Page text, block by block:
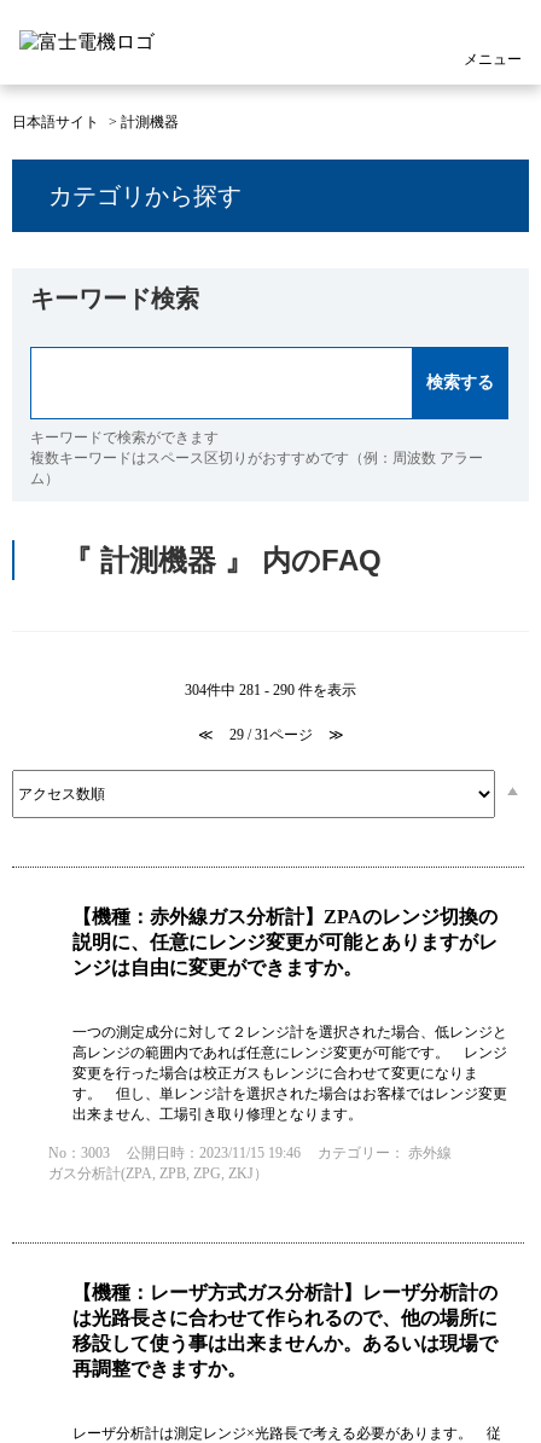
メニュー
日本語サイト > 計測機器
カテゴリから探す
キーワード検索
キーワードで検索ができます
複数キーワードはスペース区切りがおすすめです（例：周波数 アラー
ム）
『 計測機器 』 内のFAQ
304件中 281 - 290 件を表示
≪ 29 / 31ページ ≫
【機種：赤外線ガス分析計】ZPAのレンジ切換の
説明に、任意にレンジ変更が可能とありますがレ
ンジは自由に変更ができますか。
一つの測定成分に対して２レンジ計を選択された場合、低レンジと
高レンジの範囲内であれば任意にレンジ変更が可能です。 レンジ
変更を行った場合は校正ガスもレンジに合わせて変更になりま
す。 但し、単レンジ計を選択された場合はお客様ではレンジ変更
出来ません、工場引き取り修理となります。
No：3003 公開日時：2023/11/15 19:46 カテゴリー： 赤外線
ガス分析計(ZPA, ZPB, ZPG, ZKJ）
【機種：レーザ方式ガス分析計】レーザ分析計の
は光路長さに合わせて作られるので、他の場所に
移設して使う事は出来ませんか。あるいは現場で
再調整できますか。
レーザ分析計は測定レンジ×光路長で考える必要があります。 従